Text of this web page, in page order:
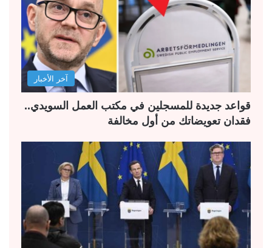
آخر الأخبار
قواعد جديدة للمسجلين في مكتب العمل السويدي..
فقدان تعويضاتك من أول مخالفة